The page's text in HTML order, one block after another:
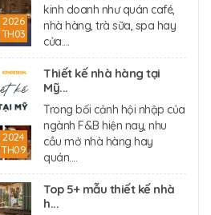
2026
TH03
kinh doanh như quán café,
nhà hàng, trà sữa, spa hay
cửa....
2024
TH09
Thiết kế nhà hàng tại
Mỹ...
Trong bối cảnh hội nhập của
ngành F&B hiện nay, nhu
cầu mở nhà hàng hay
quán....
Top 5+ mẫu thiết kế nhà
h...